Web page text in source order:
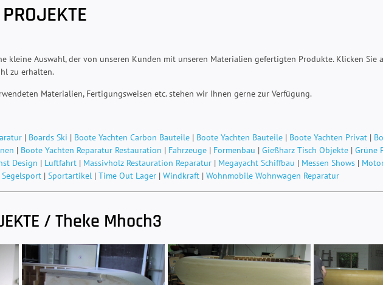
kleine Auswahl, der von unseren Kunden mit unseren Materialien gefertigten Produkte. Klicken Sie
zu erhalten.
Materialien, Fertigungsweisen etc. stehen wir Ihnen gerne zur Verfügung.
| Boards Ski | Boote Yachten Carbon Bauteile | Boote Yachten Bauteile | Boote Yachten Privat |
| Boote Yachten Reparatur Restauration | Fahrzeuge | Formenbau | Gießharz Tisch Objekte | Grüne
Design | Luftfahrt | Massivholz Restauration Reparatur | Megayacht Schiffbau | Messen Shows |
Segelsport | Sportartikel | Time Out Lager | Windkraft | Wohnmobile Wohnwagen Reparatur
/ Theke Mhoch3